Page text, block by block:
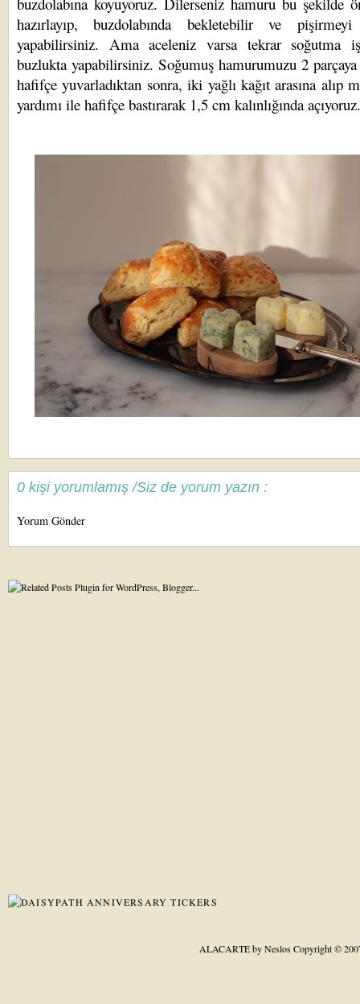
hazırlayıp, buzdolabında bekletebilir ve
yapabilirsiniz. Ama aceleniz varsa tekrar soğutma
buzlukta yapabilirsiniz. Soğumuş hamurumuzu 2 parçaya
hafifçe yuvarladıktan sonra, iki yağlı kağıt arasına alıp
yardımı ile hafifçe bastırarak 1,5 cm kalınlığında açıyoruz.
0 kişi yorumlamış /Siz de yorum yazın :
Yorum Gönder
ALACARTE by NeslosCopyright ©